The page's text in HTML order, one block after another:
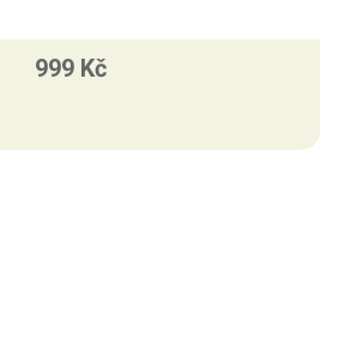
999 Kč